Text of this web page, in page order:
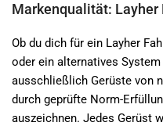
Markenqualität: Layher
Ob du dich für ein Layher
oder ein alternatives
ausschließlich Gerüste von
durch geprüfte Norm-
auszeichnen. Jedes Gerüst